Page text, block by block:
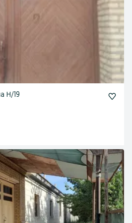
Н/19